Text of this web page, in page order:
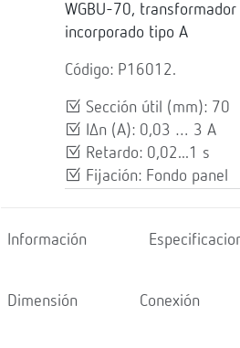
WGBU-70,
incorporado tipo A
Código: P16012.
Sección útil (mm): 70
IΔn (A): 0,03 … 3 A
Retardo: 0,02...1 s
Fijación: Fondo panel
Información
Dimensión Conexión